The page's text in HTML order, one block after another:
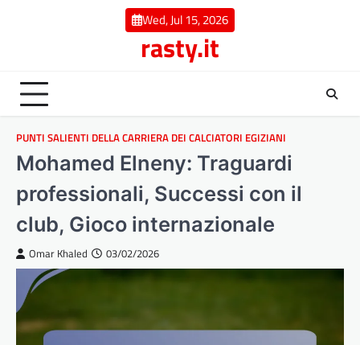
Wed, Jul 15, 2026
rasty.it
PUNTI SALIENTI DELLA CARRIERA DEI CALCIATORI EGIZIANI
Mohamed Elneny: Traguardi
professionali, Successi con il
club, Gioco internazionale
Omar Khaled 03/02/2026